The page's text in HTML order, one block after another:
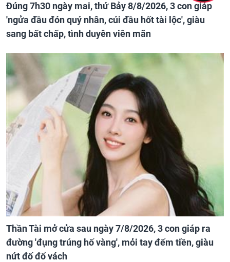
Đúng 7h30 ngày mai, thứ Bảy 8/8/2026, 3 con giáp
'ngửa đầu đón quý nhân, cúi đầu hốt tài lộc', giàu
sang bất chấp, tình duyên viên mãn
Thần Tài mở cửa sau ngày 7/8/2026, 3 con giáp ra
đường 'đụng trúng hố vàng', mỏi tay đếm tiền, giàu
nứt đố đổ vách